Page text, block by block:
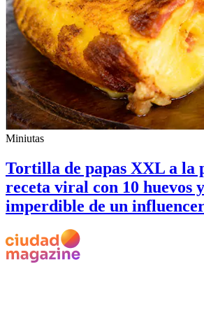
Miniutas
Tortilla de papas XXL a
receta viral con 10 huevos
imperdible de un